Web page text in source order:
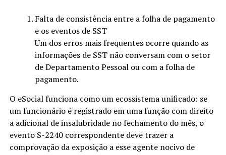
Falta de consistência entre a folha de pagamento
e os eventos de SST
Um dos erros mais frequentes ocorre quando as
informações de SST não conversam com o setor
de Departamento Pessoal ou com a folha de
pagamento.
O eSocial funciona como um ecossistema unificado: se
um funcionário é registrado em uma função com direito
a adicional de insalubridade no fechamento do mês, o
evento S-2240 correspondente deve trazer a
comprovação da exposição a esse agente nocivo de